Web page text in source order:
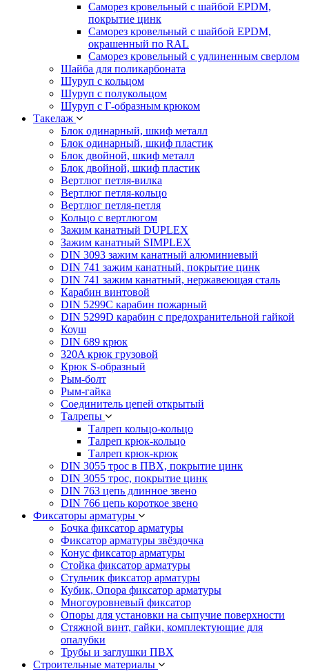
Саморез кровельный с шайбой EPDM,
покрытие цинк
Саморез кровельный с шайбой EPDM,
окрашенный по RAL
Саморез кровельный с удлиненным сверлом
Шайба для поликарбоната
Шуруп с кольцом
Шуруп с полукольцом
Шуруп с Г-образным крюком
Такелаж
Блок одинарный, шкиф металл
Блок одинарный, шкиф пластик
Блок двойной, шкиф металл
Блок двойной, шкиф пластик
Вертлюг петля-вилка
Вертлюг петля-кольцо
Вертлюг петля-петля
Кольцо с вертлюгом
Зажим канатный DUPLEX
Зажим канатный SIMPLEX
DIN 3093 зажим канатный алюминиевый
DIN 741 зажим канатный, покрытие цинк
DIN 741 зажим канатный, нержавеющая сталь
Карабин винтовой
DIN 5299C карабин пожарный
DIN 5299D карабин с предохранительной гайкой
Коуш
DIN 689 крюк
320A крюк грузовой
Крюк S-образный
Рым-болт
Рым-гайка
Соединитель цепей открытый
Талрепы
Талреп кольцо-кольцо
Талреп крюк-кольцо
Талреп крюк-крюк
DIN 3055 трос в ПВХ, покрытие цинк
DIN 3055 трос, покрытие цинк
DIN 763 цепь длинное звено
DIN 766 цепь короткое звено
Фиксаторы арматуры
Бочка фиксатор арматуры
Фиксатор арматуры звёздочка
Конус фиксатор арматуры
Стойка фиксатор арматуры
Стульчик фиксатор арматуры
Кубик, Опора фиксатор арматуры
Многоуровневый фиксатор
Опоры для установки на сыпучие поверхности
Стяжной винт, гайки, комплектующие для
опалубки
Трубы и заглушки ПВХ
Строительные материалы